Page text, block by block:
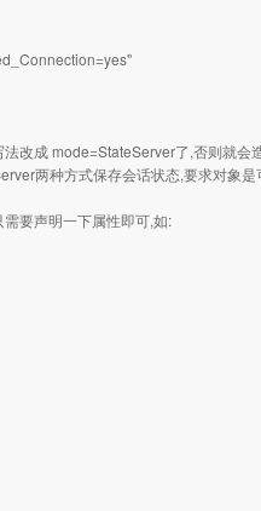
改成 mode=StateServer了,否则就
两种方式保存会话状态,要求对象
要声明一下属性即可,如: